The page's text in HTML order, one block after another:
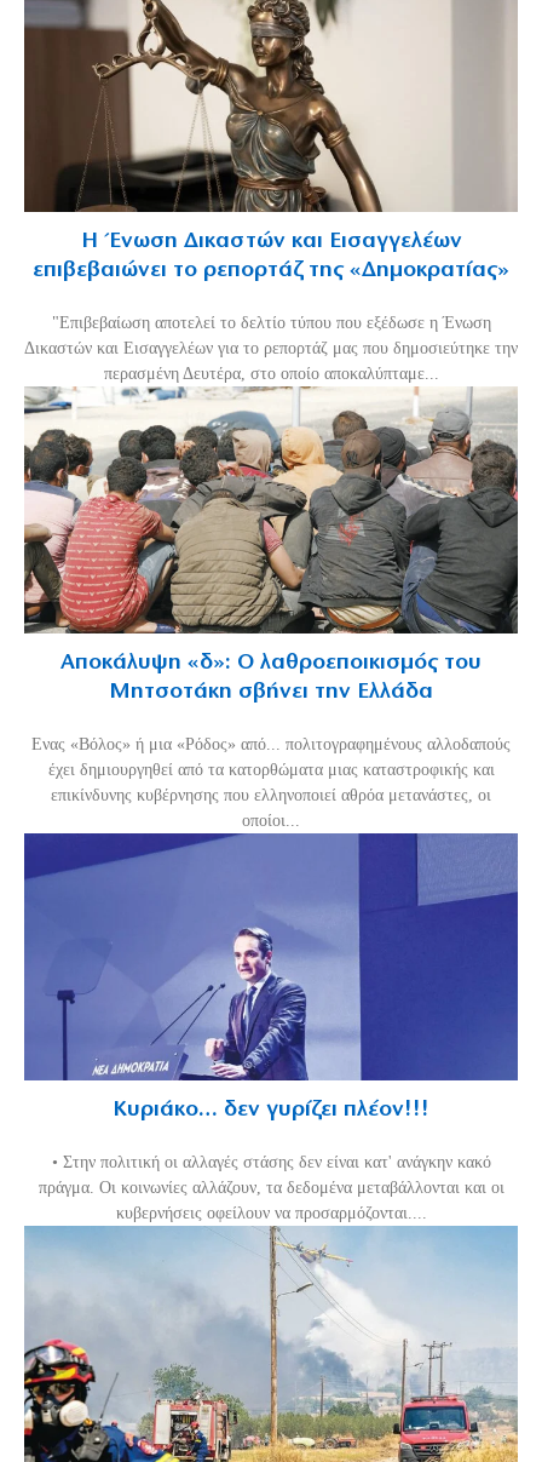
Η Ένωση Δικαστών και Εισαγγελέων
επιβεβαιώνει το ρεπορτάζ της «Δημοκρατίας»
"Επιβεβαίωση αποτελεί το δελτίο τύπου που εξέδωσε η Ένωση
Δικαστών και Εισαγγελέων για το ρεπορτάζ μας που δημοσιεύτηκε την
περασμένη Δευτέρα, στο οποίο αποκαλύπταμε...
Αποκάλυψη «δ»: Ο λαθροεποικισμός του
Μητσοτάκη σβήνει την Ελλάδα
Ενας «Βόλος» ή μια «Ρόδος» από... πολιτογραφημένους αλλοδαπούς
έχει δημιουργηθεί από τα κατορθώματα μιας καταστροφικής και
επικίνδυνης κυβέρνησης που ελληνοποιεί αθρόα μετανάστες, οι
οποίοι...
Κυριάκο… δεν γυρίζει πλέον!!!
• Στην πολιτική οι αλλαγές στάσης δεν είναι κατ' ανάγκην κακό
πράγμα. Οι κοινωνίες αλλάζουν, τα δεδομένα μεταβάλλονται και οι
κυβερνήσεις οφείλουν να προσαρμόζονται....